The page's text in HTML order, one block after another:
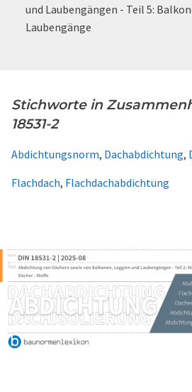
und Laubengängen - Teil 5:
Laubengänge
Stichworte in
18531-2
Abdichtungsnorm, Dachabdichtung,
Flachdach, Flachdachabdichtung